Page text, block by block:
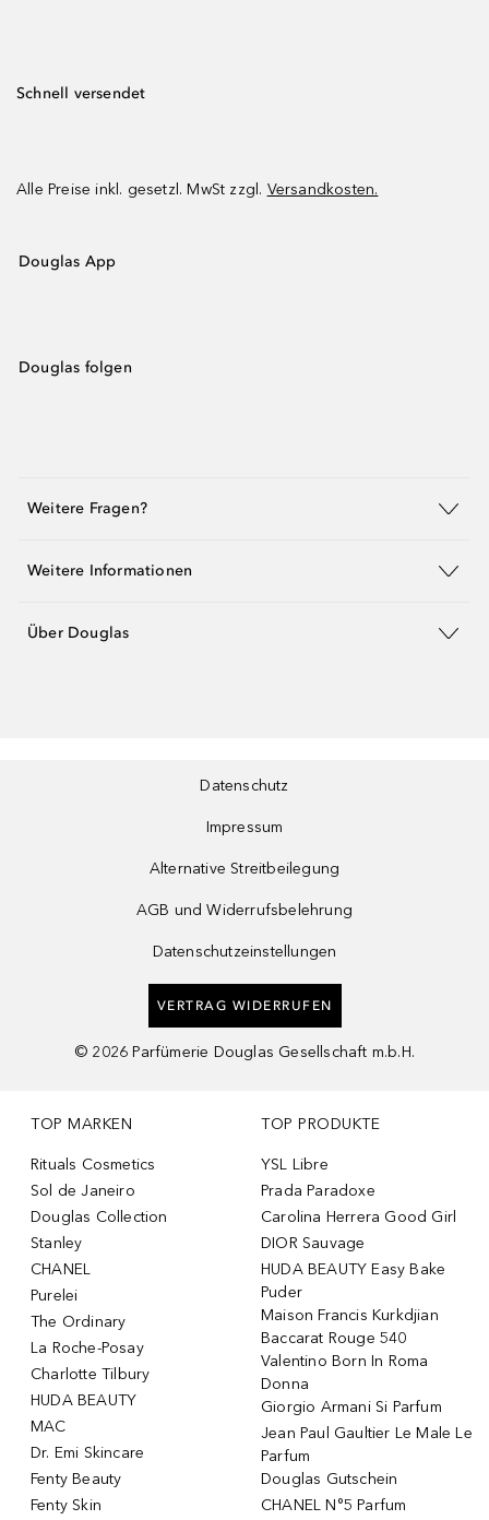
Schnell versendet
Alle Preise inkl. gesetzl. MwSt zzgl. Versandkosten.
Douglas App
Douglas folgen
Weitere Fragen?
Weitere Informationen
Über Douglas
Datenschutz
Impressum
Alternative Streitbeilegung
AGB und Widerrufsbelehrung
Datenschutzeinstellungen
VERTRAG WIDERRUFEN
© 2026 Parfümerie Douglas Gesellschaft m.b.H.
TOP MARKEN
Rituals Cosmetics
Sol de Janeiro
Douglas Collection
Stanley
CHANEL
Purelei
The Ordinary
La Roche-Posay
Charlotte Tilbury
HUDA BEAUTY
MAC
Dr. Emi Skincare
Fenty Beauty
Fenty Skin
TOP PRODUKTE
YSL Libre
Prada Paradoxe
Carolina Herrera Good Girl
DIOR Sauvage
HUDA BEAUTY Easy Bake
Puder
Maison Francis Kurkdjian
Baccarat Rouge 540
Valentino Born In Roma
Donna
Giorgio Armani Si Parfum
Jean Paul Gaultier Le Male Le
Parfum
Douglas Gutschein
CHANEL N°5 Parfum